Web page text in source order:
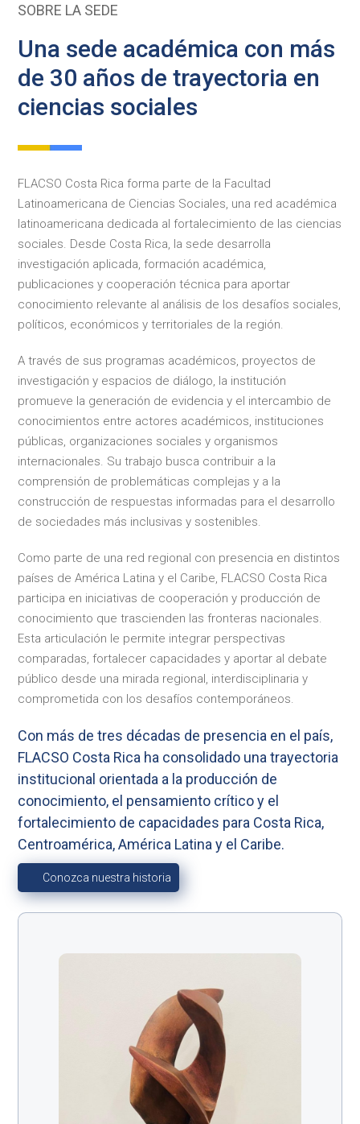
SOBRE LA SEDE
Una sede académica con más
de 30 años de trayectoria en
ciencias sociales
FLACSO Costa Rica forma parte de la Facultad
Latinoamericana de Ciencias Sociales, una red académica
latinoamericana dedicada al fortalecimiento de las ciencias
sociales. Desde Costa Rica, la sede desarrolla
investigación aplicada, formación académica,
publicaciones y cooperación técnica para aportar
conocimiento relevante al análisis de los desafíos sociales,
políticos, económicos y territoriales de la región.
A través de sus programas académicos, proyectos de
investigación y espacios de diálogo, la institución
promueve la generación de evidencia y el intercambio de
conocimientos entre actores académicos, instituciones
públicas, organizaciones sociales y organismos
internacionales. Su trabajo busca contribuir a la
comprensión de problemáticas complejas y a la
construcción de respuestas informadas para el desarrollo
de sociedades más inclusivas y sostenibles.
Como parte de una red regional con presencia en distintos
países de América Latina y el Caribe, FLACSO Costa Rica
participa en iniciativas de cooperación y producción de
conocimiento que trascienden las fronteras nacionales.
Esta articulación le permite integrar perspectivas
comparadas, fortalecer capacidades y aportar al debate
público desde una mirada regional, interdisciplinaria y
comprometida con los desafíos contemporáneos.
Con más de tres décadas de presencia en el país,
FLACSO Costa Rica ha consolidado una trayectoria
institucional orientada a la producción de
conocimiento, el pensamiento crítico y el
fortalecimiento de capacidades para Costa Rica,
Centroamérica, América Latina y el Caribe.
Conozca nuestra historia